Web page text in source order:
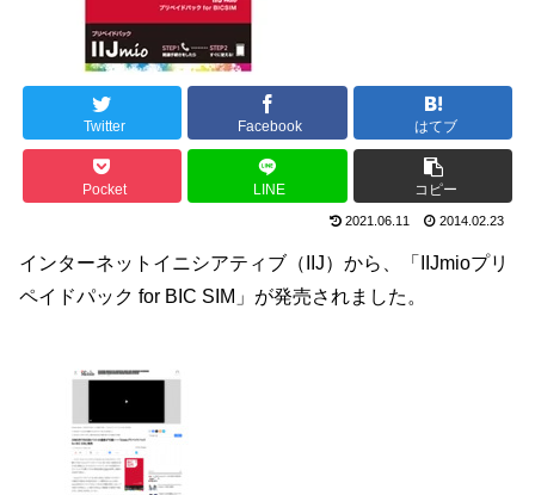
Twitter Facebook はてブ
Pocket LINE コピー
2021.06.11 2014.02.23
インターネットイニシアティブ（IIJ）から、「IIJmioプリ
ペイドパック for BIC SIM」が発売されました。